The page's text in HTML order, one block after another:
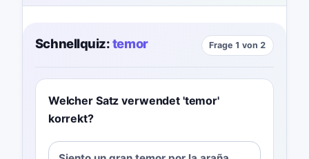
Schnellquiz:temor Frage 1 von 2
Welcher Satz verwendet 'temor'
korrekt?